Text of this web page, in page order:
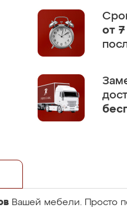
от
Вашей мебели. Просто